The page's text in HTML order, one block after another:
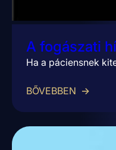
A fogászati
Ha a páciensnek
BŐVEBBEN →